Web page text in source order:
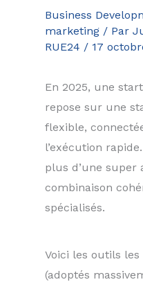
Business
marketing / Par
RUE24 / 17
En 2025, une
repose sur une
flexible,
l’exécution
plus d’une super
combinaison
spécialisés.
Voici les outils
(adoptés